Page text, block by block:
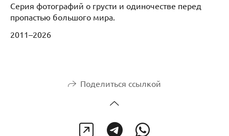
Серия фотографий о грусти и одиночестве перед
пропастью большого мира.
2011–2026
Поделиться ссылкой